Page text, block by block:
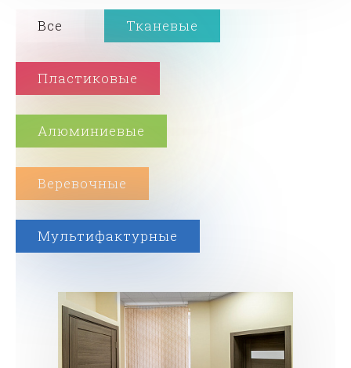
Все Тканевые
Пластиковые
Алюминиевые
Веревочные
Мультифактурные